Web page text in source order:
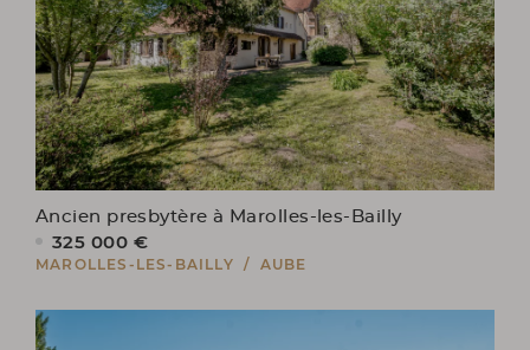
Ancien presbytère à Marolles-les-Bailly
325 000 €
MAROLLES-LES-BAILLY / AUBE